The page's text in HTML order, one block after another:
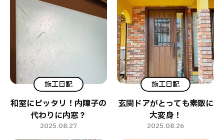
施工日記
和室にピッタリ！内障子の
代わりに内窓？
2025.08.27
施工日記
玄関ドアがとっても素敵に
大変身！
2025.08.26